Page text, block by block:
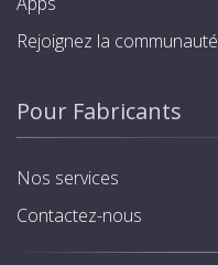
Rejoignez la communauté
Pour Fabricants
Nos services
Contactez-nous